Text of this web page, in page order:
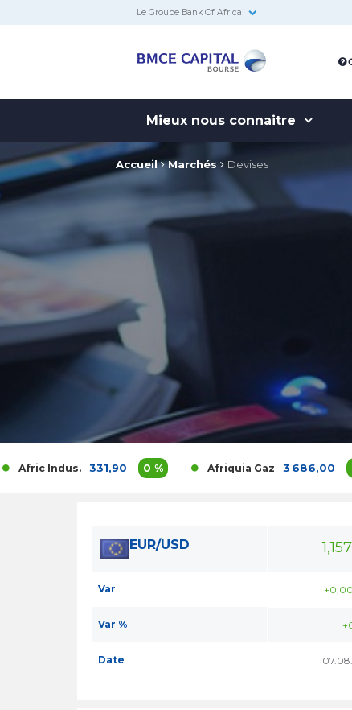
Le Groupe Bank Of Africa
Bourse
Mieux nous connaitre
Accueil Marchés Devises
Indus. 331,90 0 % Afriquia Gaz 3 686,00 0 %
EUR/USD
Var
Var %
Date